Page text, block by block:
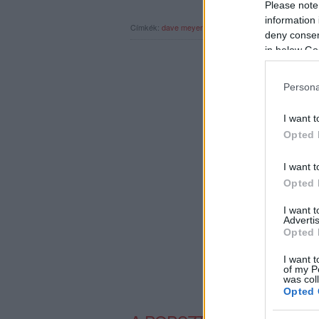
Please
information
deny
in below
I want
Opted
I want
Opted
I want
Opted
I want
of my
was
Opted
Címkék: dave meyers camila cabello